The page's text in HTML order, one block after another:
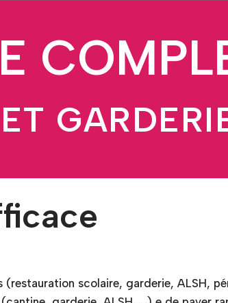
scolaire, garderie, ALSH,